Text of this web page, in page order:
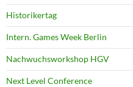
Historikertag
Intern. Games Week Berlin
Nachwuchsworkshop HGV
Next Level Conference